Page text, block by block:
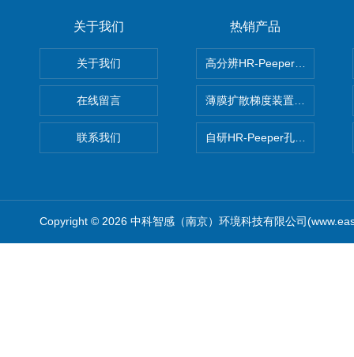
关于我们
关于我们
在线留言
联系我们
热销产品
高分辨HR-Peeper采样器孔隙
薄膜扩散梯度装置 Agl DGT
自研HR-Peeper孔隙水采样器
Copyright © 2026 中科智感（南京）环境科技有限公司